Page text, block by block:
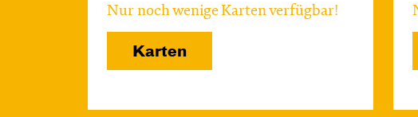
Nur noch wenige Karten verfügbar!
Karten